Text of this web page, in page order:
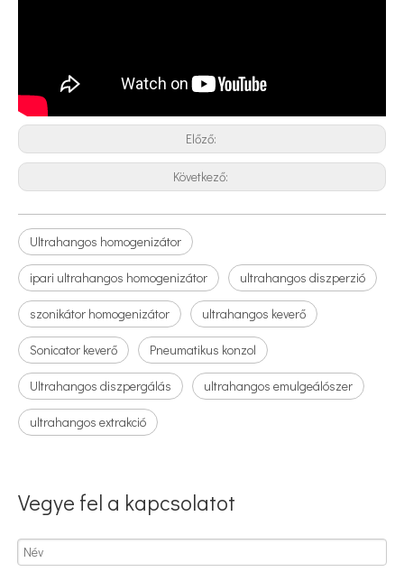
Jelenleg az antioxidánsok és az öregedésgátló gyógyszerek
Az ultrahangos permetező bevonórendszer speciális funkciókkal
Előző:
Következő:
Ultrahangos homogenizátor
ipari ultrahangos homogenizátor ultrahangos diszperzió
szonikátor homogenizátor ultrahangos keverő
Sonicator keverő Pneumatikus konzol
Ultrahangos diszpergálás ultrahangos emulgeálószer
ultrahangos extrakció
Vegye fel a kapcsolatot